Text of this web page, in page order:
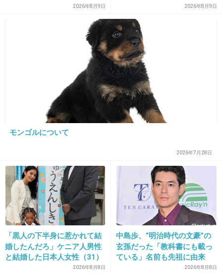
悪くてつまんなかったな...。
案の定すぐつぶれたけど。
元気の秘訣はない！ と きっぱり
笑ったｗ
27. 匿名2013/04/04(木) 22:12:47
そもそもムツさんの健康法を見習おうなんて思
わないよｗｗ
誰もマネできない人生を送ることがムツゴロウ
がムツゴロウたりえる所以。
-0
2026年8月9日 2026年8月9日
モンゴルについて
2026年7月28日
「黒人の下半身に惹かれて結
婚したんだろ」ケニア人男性
と結婚した日本人女性（31）
に“誹謗中傷”殺到…本人が語
2026年8月8日
中島歩、“明治時代の文豪”の
玄孫だった「教科書にも載っ
ている」名前も先祖に由来
2026年8月8日